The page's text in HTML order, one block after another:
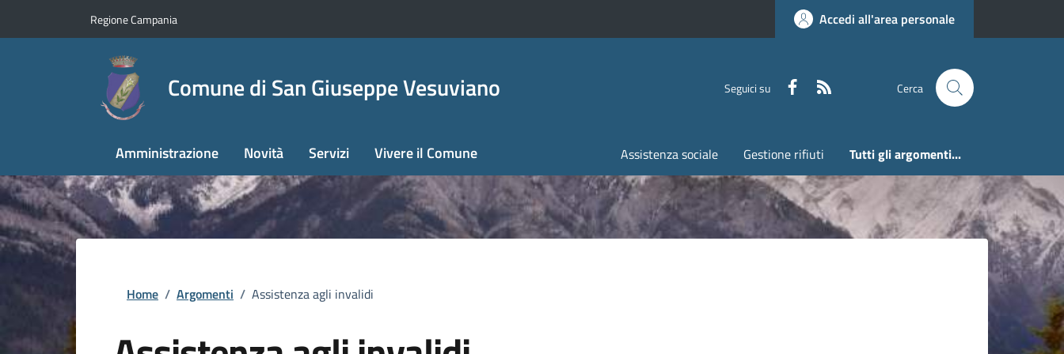
Regione Campania Accedi all'area personale
Comune di San Giuseppe Vesuviano Seguici su Faceboook Cerca
Amministrazione Novità Servizi Vivere il Comune Assistenza sociale Gestione rifiuti Tutti gli argomenti...
Home / Argomenti / Assistenza agli invalidi